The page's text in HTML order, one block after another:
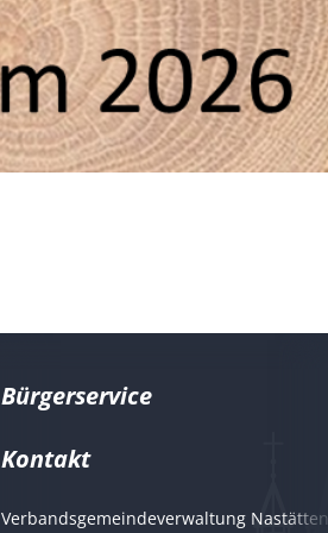
Bürgerservice
Kontakt
Verbandsgemeindeverwaltung Nastätten